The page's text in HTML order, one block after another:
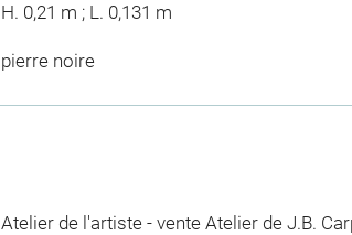
H. 0,21 m ; L. 0,131 m
pierre noire
Atelier de l'artiste - vente Atelier de J.B.